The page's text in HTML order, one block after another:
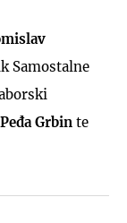
Samostalne
Peđa Grbin te